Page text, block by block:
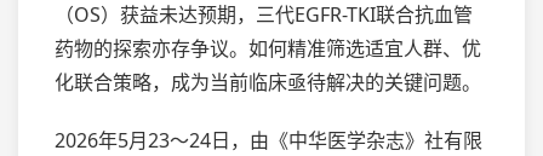
（OS）获益未达预期，三代EGFR-TKI联合抗血管
药物的探索亦存争议。如何精准筛选适宜人群、优
化联合策略，成为当前临床亟待解决的关键问题。
2026年5月23～24日，由《中华医学杂志》社有限